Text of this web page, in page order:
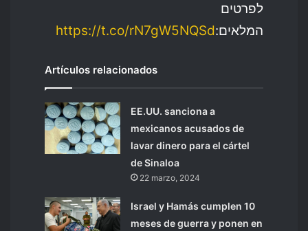
לפרטים
המלאים:https://t.co/rN7gW5NQSd
Artículos relacionados
EE.UU. sanciona a
mexicanos acusados de
lavar dinero para el cártel
de Sinaloa
22 marzo, 2024
Israel y Hamás cumplen 10
meses de guerra y ponen en